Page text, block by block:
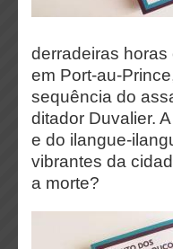
derradeiras
em Port-au-
sequência do
ditador Duvalier.
e do ilangue-
vibrantes da
a morte?